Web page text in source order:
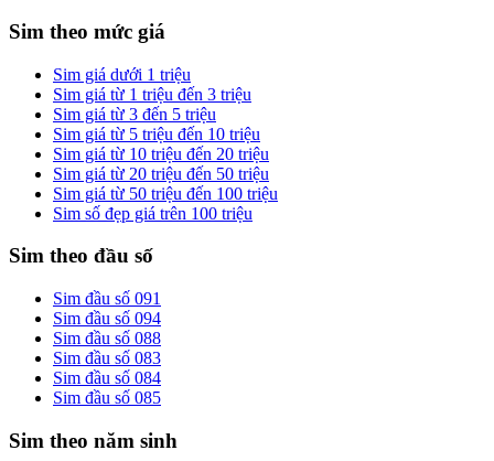
Sim theo mức giá
Sim giá dưới 1 triệu
Sim giá từ 1 triệu đến 3 triệu
Sim giá từ 3 đến 5 triệu
Sim giá từ 5 triệu đến 10 triệu
Sim giá từ 10 triệu đến 20 triệu
Sim giá từ 20 triệu đến 50 triệu
Sim giá từ 50 triệu đến 100 triệu
Sim số đẹp giá trên 100 triệu
Sim theo đầu số
Sim đầu số 091
Sim đầu số 094
Sim đầu số 088
Sim đầu số 083
Sim đầu số 084
Sim đầu số 085
Sim theo năm sinh